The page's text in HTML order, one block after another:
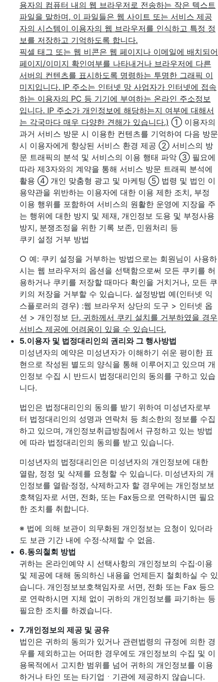
용자의 컴퓨터 내의 웹 브라우저로 전송하는 작은 텍스트
파일을 말하며, 이 파일들은 웹 사이트 또는 서비스 제공
자의 시스템이 이용자의 웹 브라우저를 인식하고 특정 정
보를 저장하고 기억하도록 합니다.
픽셀 태그 또는 웹 비콘은 웹 페이지나 이메일에 배치되어
페이지/이미지 확인여부를 나타내거나 브라우저에 다른
서버의 컨텐츠를 표시하도록 명령하는 투명한 그래픽 이
미지입니다. IP 주소는 인터넷 망 사업자가 인터넷에 접속
하는 이용자의 PC 등 기기에 부여하는 온라인 주소정보
입니다. IP 주소가 개인정보에 해당하는지 여부에 대해서
는 각국마다 매우 다양한 견해가 있습니다.) ① 이용자의
과거 서비스 방문 시 이용한 컨텐츠를 기억하여 다음 방문
시 이용자에게 향상된 서비스 환경 제공 ② 서비스의 방
문 트래픽의 분석 및 서비스의 이용 행태 파악 ③ 필요에
따라 제3자와의 계약을 통해 서비스 방문 트래픽 분석에
활용 ④ 개인 맞춤형 광고 및 마케팅 ⑤ 법령 및 법인 이
용약관을 위반하는 이용자에 대한 이용 제한 조치, 부정
이용 행위를 포함하여 서비스의 원활한 운영에 지장을 주
는 행위에 대한 방지 및 제재, 개인정보 도용 및 부정사용
방지, 분쟁조정을 위한 기록 보존, 민원처리 등
쿠키 설정 거부 방법
○ 예: 쿠키 설정을 거부하는 방법으로는 회원님이 사용하
시는 웹 브라우저의 옵션을 선택함으로써 모든 쿠키를 허
용하거나 쿠키를 저장할 때마다 확인을 거치거나, 모든 쿠
키의 저장을 거부할 수 있습니다. 설정방법 예(인터넷 익
스플로러의 경우) :웹 브라우저 상단의 도구 > 인터넷 옵
션 > 개인정보 단, 귀하께서 쿠키 설치를 거부하였을 경우
서비스 제공에 어려움이 있을 수 있습니다.
5.이용자 및 법정대리인의 권리와 그 행사방법
미성년자의 예약은 미성년자가 이해하기 쉬운 평이한 표
현으로 작성된 별도의 양식을 통해 이루어지고 있으며 개
인정보 수집 시 반드시 법정대리인의 동의를 구하고 있습
니다.
법인은 법정대리인의 동의를 받기 위하여 미성년자로부
터 법정대리인의 성명과 연락처 등 최소한의 정보를 수집
하고 있으며, 개인정보취급방침에서 규정하고 있는 방법
에 따라 법정대리인의 동의를 받고 있습니다.
미성년자의 법정대리인은 미성년자의 개인정보에 대한
열람, 정정 및 삭제를 요청할 수 있습니다. 미성년자의 개
인정보를 열람·정정, 삭제하고자 할 경우에는 개인정보보
호책임자로 서면, 전화, 또는 Fax등으로 연락하시면 필요
한 조치를 취합니다.
※ 법에 의해 보관이 의무화된 개인정보는 요청이 있더라
도 보관 기간 내에 수정·삭제할 수 없음.
6.동의철회 방법
귀하는 온라인예약 시 선택사항의 개인정보의 수집·이용
및 제공에 대해 동의하신 내용을 언제든지 철회하실 수 있
습니다. 개인정보보호책임자로 서면, 전화 또는 Fax 등으
로 연락하시면 지체 없이 귀하의 개인정보를 파기하는 등
필요한 조치를 하겠습니다.
7.개인정보의 제공 및 공유
법인은 귀하의 동의가 있거나 관련법령의 규정에 의한 경
우를 제외하고는 어떠한 경우에도 개인정보의 수집 및 이
용목적에서 고지한 범위를 넘어 귀하의 개인정보를 이용
하거나 타인 또는 타기업ㆍ기관에 제공하지 않습니다.